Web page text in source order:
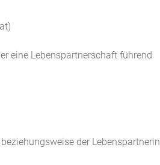
eine Lebenspartnerschaft führend
der Lebenspartnerin